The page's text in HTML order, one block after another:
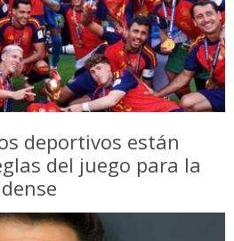
deportivos están
del juego para la